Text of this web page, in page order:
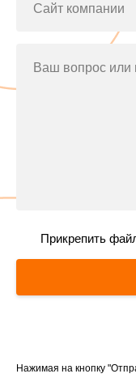
Сайт компании
Ваш вопрос или
Прикрепить
Нажимая на кнопку